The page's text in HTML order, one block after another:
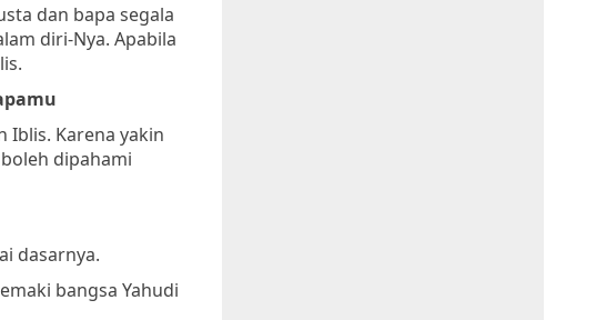
dan bapa segala
diri-Nya. Apabila
Iblis. Karena yakin
dipahami
dasarnya.
bangsa Yahudi